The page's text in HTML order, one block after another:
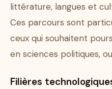
littérature, langues et
Ces parcours sont
ceux qui souhaitent
en sciences politiques,
Filières